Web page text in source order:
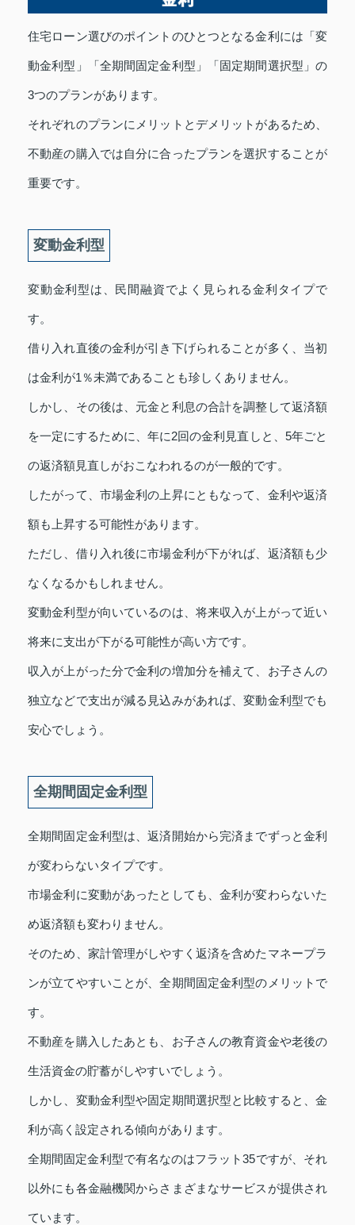
住宅ローン選びのポイントのひとつとなる金利には「変
動金利型」「全期間固定金利型」「固定期間選択型」の
3つのプランがあります。
それぞれのプランにメリットとデメリットがあるため、
不動産の購入では自分に合ったプランを選択することが
重要です。
変動金利型
変動金利型は、民間融資でよく見られる金利タイプで
す。
借り入れ直後の金利が引き下げられることが多く、当初
は金利が1％未満であることも珍しくありません。
しかし、その後は、元金と利息の合計を調整して返済額
を一定にするために、年に2回の金利見直しと、5年ごと
の返済額見直しがおこなわれるのが一般的です。
したがって、市場金利の上昇にともなって、金利や返済
額も上昇する可能性があります。
ただし、借り入れ後に市場金利が下がれば、返済額も少
なくなるかもしれません。
変動金利型が向いているのは、将来収入が上がって近い
将来に支出が下がる可能性が高い方です。
収入が上がった分で金利の増加分を補えて、お子さんの
独立などで支出が減る見込みがあれば、変動金利型でも
安心でしょう。
全期間固定金利型
全期間固定金利型は、返済開始から完済までずっと金利
が変わらないタイプです。
市場金利に変動があったとしても、金利が変わらないた
め返済額も変わりません。
そのため、家計管理がしやすく返済を含めたマネープラ
ンが立てやすいことが、全期間固定金利型のメリットで
す。
不動産を購入したあとも、お子さんの教育資金や老後の
生活資金の貯蓄がしやすいでしょう。
しかし、変動金利型や固定期間選択型と比較すると、金
利が高く設定される傾向があります。
全期間固定金利型で有名なのはフラット35ですが、それ
以外にも各金融機関からさまざまなサービスが提供され
ています。